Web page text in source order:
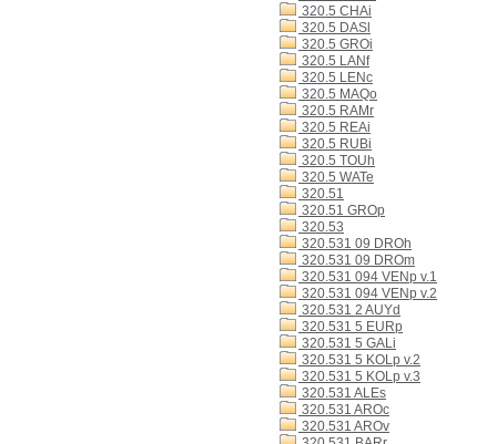
320.5 CHAi
320.5 DASl
320.5 GROi
320.5 LANf
320.5 LENc
320.5 MAQo
320.5 RAMr
320.5 REAi
320.5 RUBi
320.5 TOUh
320.5 WATe
320.51
320.51 GROp
320.53
320.531 09 DROh
320.531 09 DROm
320.531 094 VENp v.1
320.531 094 VENp v.2
320.531 2 AUYd
320.531 5 EURp
320.531 5 GALi
320.531 5 KOLp v.2
320.531 5 KOLp v.3
320.531 ALEs
320.531 AROc
320.531 AROv